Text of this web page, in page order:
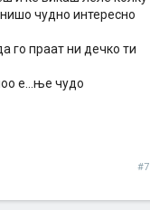
чудно интересно
го праат ни дечко ти
е...ње чудо
#7